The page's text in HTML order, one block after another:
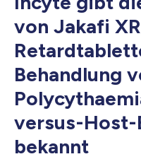
von Jakafi
Behandlung
versus-Host-
bekannt